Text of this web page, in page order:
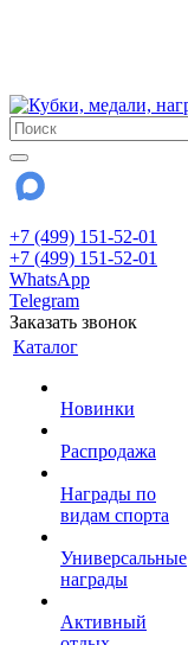
+7 (499) 151-52-01
+7 (499) 151-52-01
WhatsApp
Telegram
Заказать звонок
Каталог
Новинки
Распродажа
Награды по
видам спорта
Универсальные
награды
Активный